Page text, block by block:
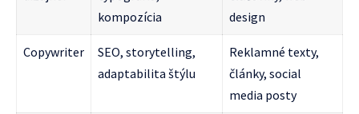
kompozícia
design
Copywriter
SEO, storytelling,
adaptabilita štýlu
Reklamné texty,
články, social
media posty